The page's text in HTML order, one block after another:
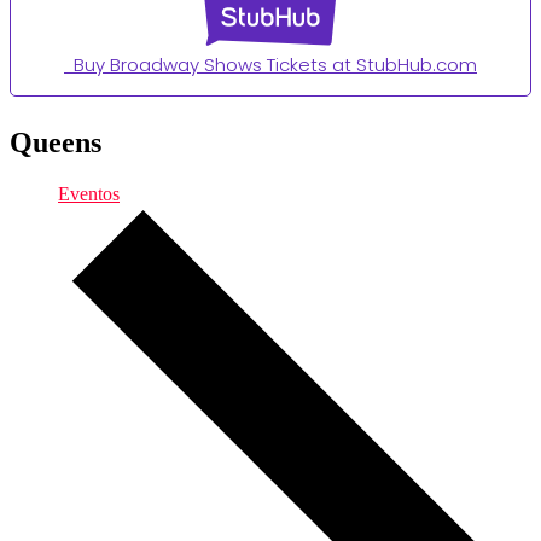
Buy Broadway Shows Tickets at StubHub.com
Queens
Eventos